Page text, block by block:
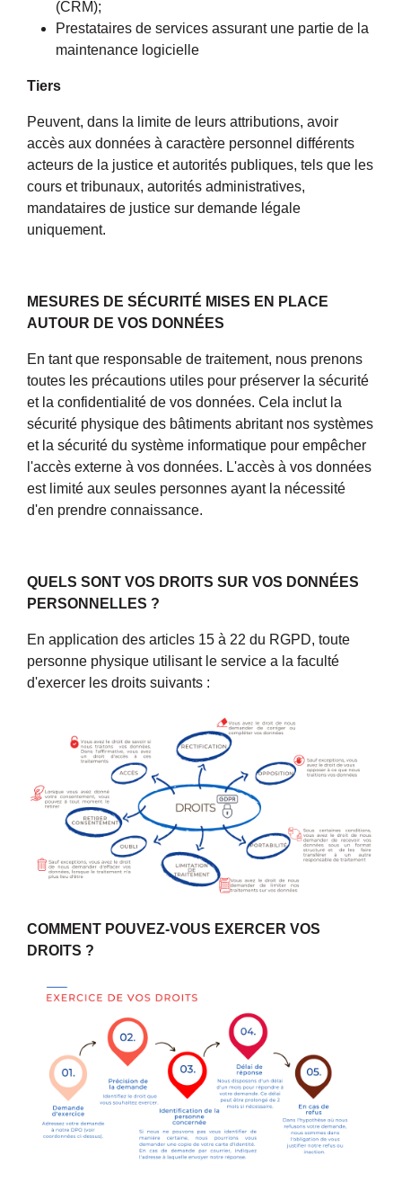
(CRM);
Prestataires de services assurant une partie de la
maintenance logicielle
Tiers
Peuvent, dans la limite de leurs attributions, avoir
accès aux données à caractère personnel différents
acteurs de la justice et autorités publiques, tels que les
cours et tribunaux, autorités administratives,
mandataires de justice sur demande légale
uniquement.
MESURES DE SÉCURITÉ MISES EN PLACE
AUTOUR DE VOS DONNÉES
En tant que responsable de traitement, nous prenons
toutes les précautions utiles pour préserver la sécurité
et la confidentialité de vos données. Cela inclut la
sécurité physique des bâtiments abritant nos systèmes
et la sécurité du système informatique pour empêcher
l'accès externe à vos données. L'accès à vos données
est limité aux seules personnes ayant la nécessité
d'en prendre connaissance.
QUELS SONT VOS DROITS SUR VOS DONNÉES
PERSONNELLES ?
En application des articles 15 à 22 du RGPD, toute
personne physique utilisant le service a la faculté
d'exercer les droits suivants :
COMMENT POUVEZ-VOUS EXERCER VOS
DROITS ?